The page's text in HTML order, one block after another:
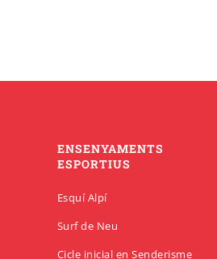
ENSENYAMENTS
ESPORTIUS
Esquí Alpí
Surf de Neu
Cicle inicial en Senderisme